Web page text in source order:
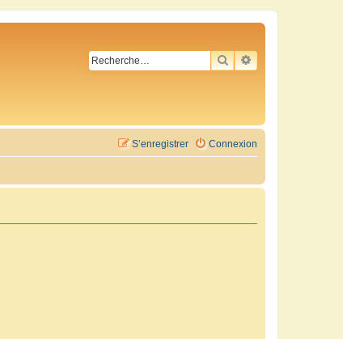
RECHERCHER
RECHERCHE
Connexion
S’enregistrer